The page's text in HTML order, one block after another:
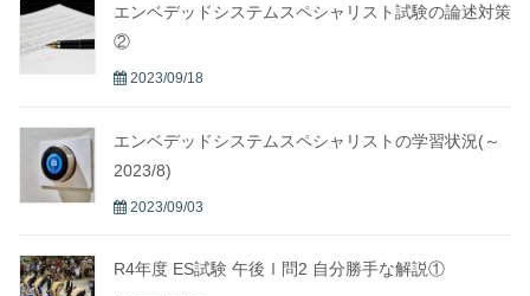
エンベデッドシステムスペシャリスト試験の論述対策
②
2023/09/18
エンベデッドシステムスペシャリストの学習状況(～
2023/8)
2023/09/03
R4年度 ES試験 午後Ⅰ問2 自分勝手な解説①